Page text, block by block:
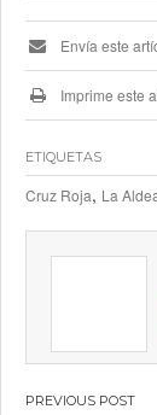
Envía este
Imprime este
ETIQUETAS
Cruz Roja, La